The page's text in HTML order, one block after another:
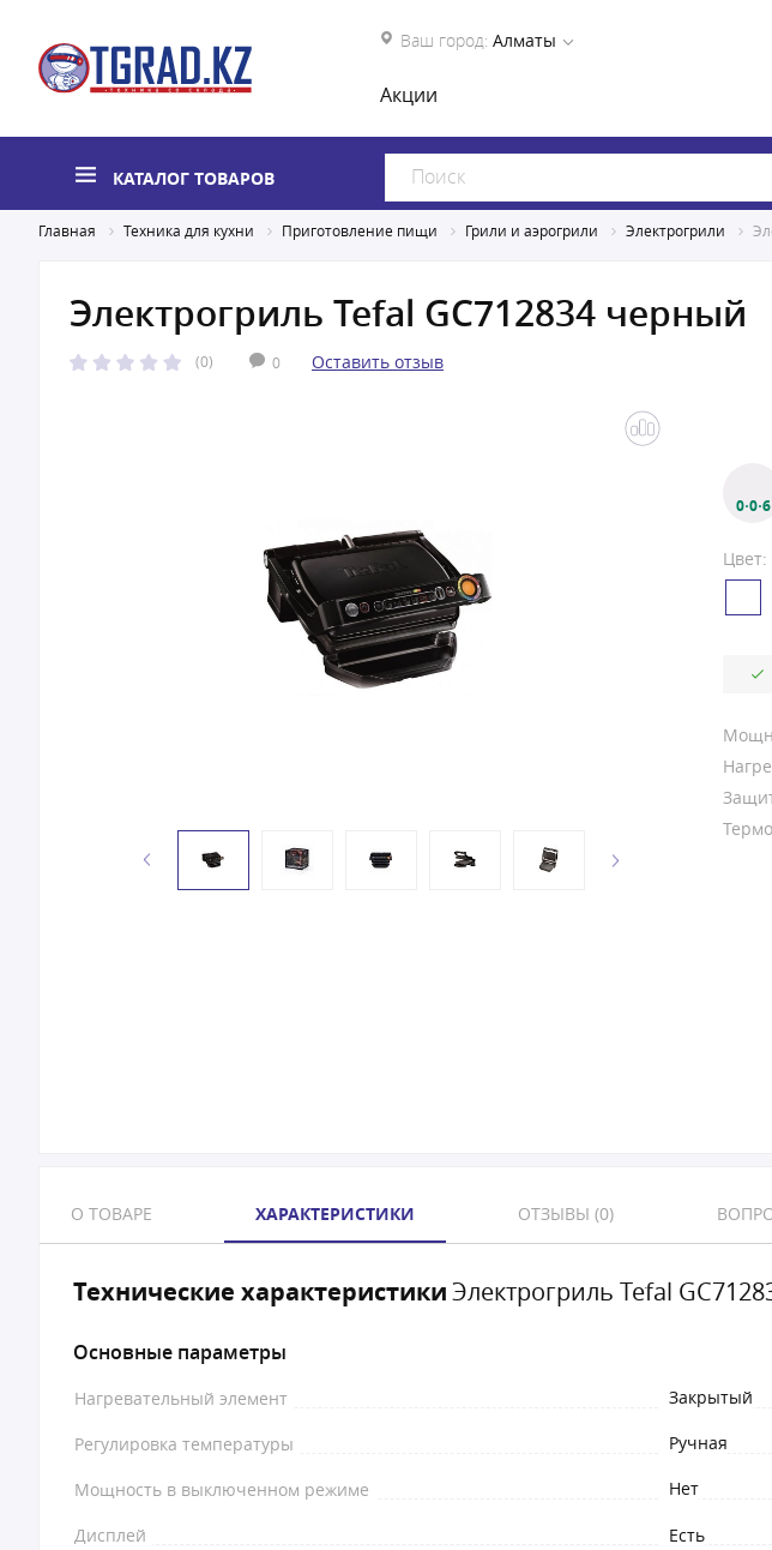
Ваш город: Алматы
Акции
КАТАЛОГ ТОВАРОВ
Главная Техника для кухни Приготовление пищи Грили и аэрогрили Электрогрили
Электрогриль Tefal GC712834 черный
(0) 0 Оставить отзыв
0·0·6
Цвет:
О ТОВАРЕ ХАРАКТЕРИСТИКИ ОТЗЫВЫ (0)
Технические характеристикиЭлектрогриль Tefal
Основные параметры
Нагревательный элемент Закрытый
Регулировка температуры Ручная
Мощность в выключенном режиме Нет
Дисплей
Есть